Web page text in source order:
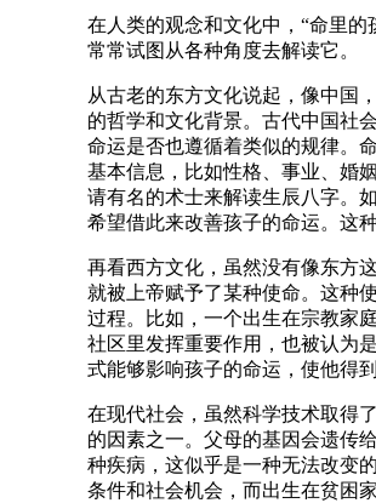
在人类的观念和文化中，“命里
常常试图从各种角度去解读它。
从古老的东方文化说起，像中国
的哲学和文化背景。古代中国社
命运是否也遵循着类似的规律。
基本信息，比如性格、事业、婚
请有名的术士来解读生辰八字。
希望借此来改善孩子的命运。这
再看西方文化，虽然没有像东方
就被上帝赋予了某种使命。这种
过程。比如，一个出生在宗教家
社区里发挥重要作用，也被认为
式能够影响孩子的命运，使他得
在现代社会，虽然科学技术取得
的因素之一。父母的基因会遗传
种疾病，这似乎是一种无法改变
条件和社会机会，而出生在贫困